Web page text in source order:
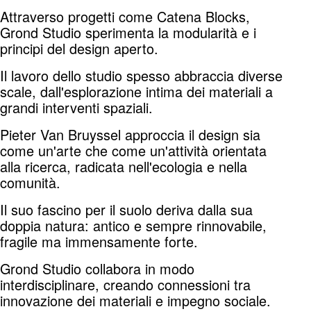
Attraverso progetti come Catena Blocks,
Grond Studio sperimenta la modularità e i
principi del design aperto.
Il lavoro dello studio spesso abbraccia diverse
scale, dall'esplorazione intima dei materiali a
grandi interventi spaziali.
Pieter Van Bruyssel approccia il design sia
come un'arte che come un'attività orientata
alla ricerca, radicata nell'ecologia e nella
comunità.
Il suo fascino per il suolo deriva dalla sua
doppia natura: antico e sempre rinnovabile,
fragile ma immensamente forte.
Grond Studio collabora in modo
interdisciplinare, creando connessioni tra
innovazione dei materiali e impegno sociale.